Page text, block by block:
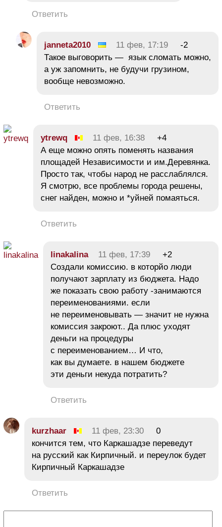
Ответить
janneta2010 11 фев, 17:19
-2
Такое выговорить — язык сломать можно,
а уж запомнить, не будучи грузином,
вообще невозможно.
Ответить
ytrewq 11 фев, 16:38
+4
А еще можно опять поменять названия
площадей Независимости и им.Деревянка.
Просто так, чтобы народ не расслаблялся.
Я смотрю, все проблемы города решены,
снег найден, можно и *уйней помаяться.
Ответить
linakalina 11 фев, 17:39
+2
Создали комиссию. в которйо люди
получают зарплату из бюджета. Надо
же показать свою работу -занимаются
переименованиями. если
не переименовывать — значит не нужна
комиссия закроют.. Да плюс уходят
деньги на процедуры
с переименованием… И что,
как вы думаете. в нашем бюджете
эти деньги некуда потратить?
Ответить
kurzhaar 11 фев, 23:30
0
кончится тем, что Каркашадзе переведут
на русский как Кирпичный. и переулок будет
Кирпичный Каркашадзе
Ответить